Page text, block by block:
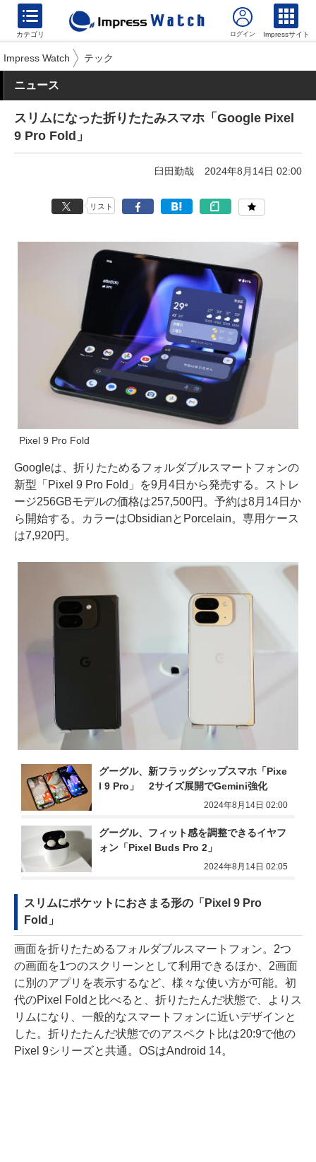
カテゴリ Impressサイト
Impress Watch テック
ニュース
スリムになった折りたたみスマホ「Google Pixel
9 Pro Fold」
臼田勤哉 2024年8月14日 02:00
リスト
Pixel 9 Pro Fold
Googleは、折りたためるフォルダブルスマートフォンの
新型「Pixel 9 Pro Fold」を9月4日から発売する。ストレ
ージ256GBモデルの価格は257,500円。予約は8月14日か
ら開始する。カラーはObsidianとPorcelain。専用ケース
は7,920円。
グーグル、新フラッグシップスマホ「Pixe
l 9 Pro」　2サイズ展開でGemini強化
2024年8月14日 02:00
グーグル、フィット感を調整できるイヤフ
ォン「Pixel Buds Pro 2」
2024年8月14日 02:05
スリムにポケットにおさまる形の「Pixel 9 Pro
Fold」
画面を折りたためるフォルダブルスマートフォン。2つ
の画面を1つのスクリーンとして利用できるほか、2画面
に別のアプリを表示するなど、様々な使い方が可能。初
代のPixel Foldと比べると、折りたたんだ状態で、よりス
リムになり、一般的なスマートフォンに近いデザインと
した。折りたたんだ状態でのアスペクト比は20:9で他の
Pixel 9シリーズと共通。OSはAndroid 14。